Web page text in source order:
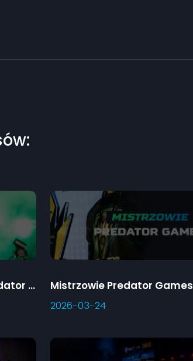
Klasyfikacja szkół 3. sezonu Predator Games
Mistrzowie Predator Games
2026-03-24